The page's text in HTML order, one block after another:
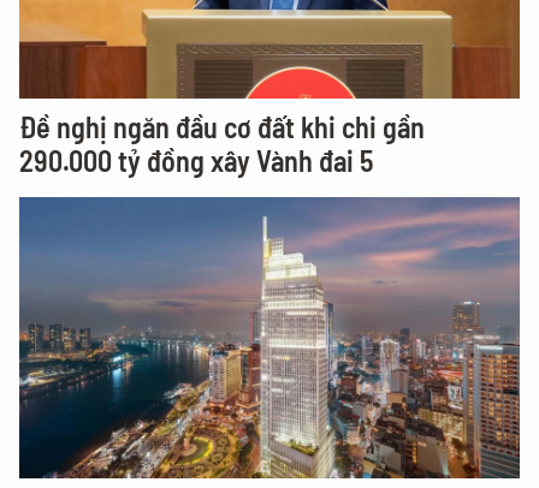
Đề nghị ngăn đầu cơ đất khi chi gần
290.000 tỷ đồng xây Vành đai 5